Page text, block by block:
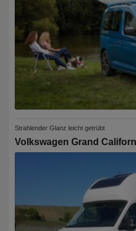
Strahlender Glanz leicht getrübt
Volkswagen Grand